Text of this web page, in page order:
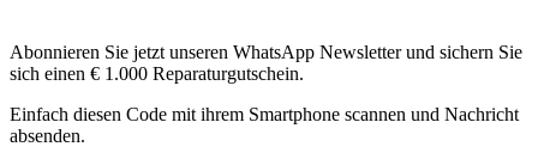
Abonnieren Sie jetzt unseren WhatsApp Newsletter und sichern Sie
sich einen € 1.000 Reparaturgutschein.
Einfach diesen Code mit ihrem Smartphone scannen und Nachricht
absenden.